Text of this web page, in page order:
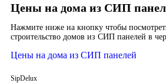
Цены на дома из СИП
Нажмите ниже на кнопку чтобы
строительство домов из СИП панелей в
Цены на дома из СИП панелей
SipDelux